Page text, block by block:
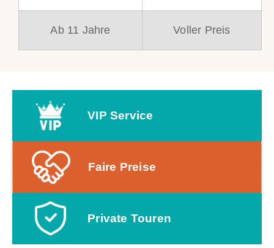
Ab 11 Jahre Voller Preis
VIP Service
Faire Preise
Private Touren